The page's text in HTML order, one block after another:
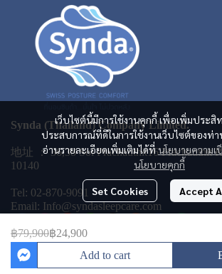
฿79,900฿24,900
Add to cart
เว็บไซต์นี้มีการใช้งานคุกกี้ เพื่อเพิ่มประสิ
ประสบการณ์ที่ดีในการใช้งานเว็บไซต์ของท่
อ่านรายละเอียดเพิ่มเติมได้ที่นโยบายความเ
นโยบายคุกกี้
Set Cookies Accept
Synda (Thailand) Company Limited.
地址 ： 36,38 Soi Prachauthit16 Prachauthit
10140
Tel: 02-870-9091
Email: Info@syndasleepcare.com
Copyright 2023 | All Rights Reserved |